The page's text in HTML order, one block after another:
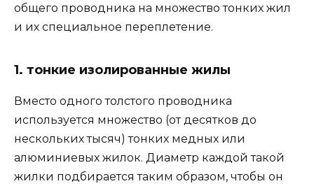
общего проводника на множество тонких жил
и их специальное переплетение.
1. тонкие изолированные жилы
Вместо одного толстого проводника
используется множество (от десятков до
нескольких тысяч) тонких медных или
алюминиевых жилок. Диаметр каждой такой
жилки подбирается таким образом, чтобы он